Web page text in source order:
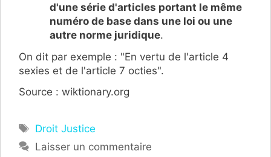
d'une série d'articles portant le même
numéro de base dans une loi ou une
autre norme juridique.
On dit par exemple : "En vertu de l'article 4
sexies et de l'article 7 octies".
Source : wiktionary.org
Étiquettes
Droit Justice
Laisser un commentaire